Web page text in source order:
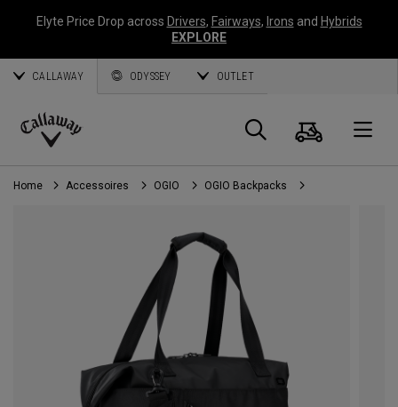
Elyte Price Drop across Drivers, Fairways, Irons and Hybrids
EXPLORE
CALLAWAY ODYSSEY OUTLET
Callaway
Golf
Panier
Home Accessoires OGIO OGIO Backpacks